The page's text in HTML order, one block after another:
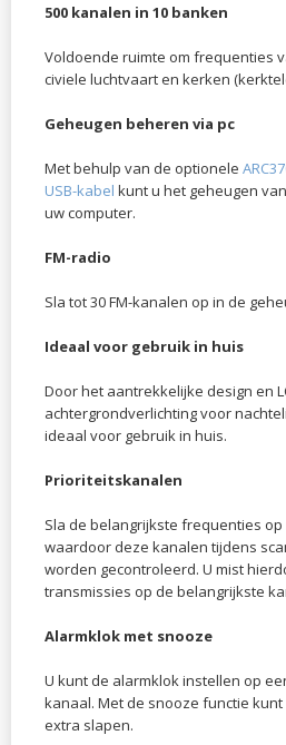
500 kanalen in 10 banken
Voldoende ruimte om frequenties
civiele luchtvaart en kerken
Geheugen beheren via pc
Met behulp van de optionele
USB-kabel kunt u het geheugen
uw computer.
FM-radio
Sla tot 30 FM-kanalen op in de
Ideaal voor gebruik in huis
Door het aantrekkelijke design en
achtergrondverlichting voor
ideaal voor gebruik in huis.
Prioriteitskanalen
Sla de belangrijkste frequenties
waardoor deze kanalen tijdens
worden gecontroleerd. U mist
transmissies op de belangrijkste
Alarmklok met snooze
U kunt de alarmklok instellen op
kanaal. Met de snooze functie
extra slapen.